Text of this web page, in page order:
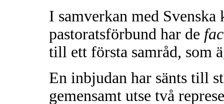
I samverkan med
pastoratsförbund har de
till ett första samråd, som
En inbjudan har sänts till
gemensamt utse två